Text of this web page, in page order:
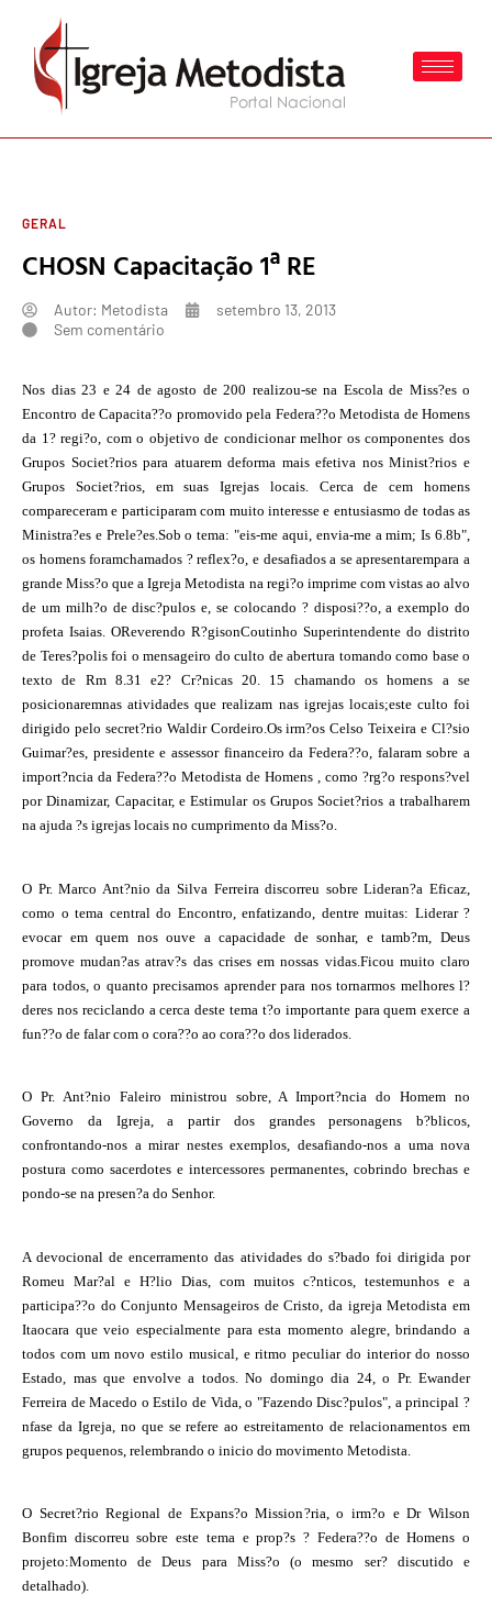
GERAL
CHOSN Capacitação 1ª RE
Autor: Metodista
setembro 13, 2013
Sem comentário
Nos dias 23 e 24 de agosto de 200 realizou-se na Escola de Miss?es o
Encontro de Capacita??o promovido pela Federa??o Metodista de Homens
da 1? regi?o, com o objetivo de condicionar melhor os componentes dos
Grupos Societ?rios para atuarem deforma mais efetiva nos Minist?rios e
Grupos Societ?rios, em suas Igrejas locais. Cerca de cem homens
compareceram e participaram com muito interesse e entusiasmo de todas as
Ministra?es e Prele?es.Sob o tema: "eis-me aqui, envia-me a mim; Is 6.8b",
os homens foramchamados ? reflex?o, e desafiados a se apresentarempara a
grande Miss?o que a Igreja Metodista na regi?o imprime com vistas ao alvo
de um milh?o de disc?pulos e, se colocando ? disposi??o, a exemplo do
profeta Isaias. OReverendo R?gisonCoutinho Superintendente do distrito
de Teres?polis foi o mensageiro do culto de abertura tomando como base o
texto de Rm 8.31 e2? Cr?nicas 20. 15 chamando os homens a se
posicionaremnas atividades que realizam nas igrejas locais;este culto foi
dirigido pelo secret?rio Waldir Cordeiro.Os irm?os Celso Teixeira e Cl?sio
Guimar?es, presidente e assessor financeiro da Federa??o, falaram sobre a
import?ncia da Federa??o Metodista de Homens , como ?rg?o respons?vel
por Dinamizar, Capacitar, e Estimular os Grupos Societ?rios a trabalharem
na ajuda ?s igrejas locais no cumprimento da Miss?o.
O Pr. Marco Ant?nio da Silva Ferreira discorreu sobre Lideran?a Eficaz,
como o tema central do Encontro, enfatizando, dentre muitas: Liderar ?
evocar em quem nos ouve a capacidade de sonhar, e tamb?m, Deus
promove mudan?as atrav?s das crises em nossas vidas.Ficou muito claro
para todos, o quanto precisamos aprender para nos tornarmos melhores l?
deres nos reciclando a cerca deste tema t?o importante para quem exerce a
fun??o de falar com o cora??o ao cora??o dos liderados.
O Pr. Ant?nio Faleiro ministrou sobre, A Import?ncia do Homem no
Governo da Igreja, a partir dos grandes personagens b?blicos,
confrontando-nos a mirar nestes exemplos, desafiando-nos a uma nova
postura como sacerdotes e intercessores permanentes, cobrindo brechas e
pondo-se na presen?a do Senhor.
A devocional de encerramento das atividades do s?bado foi dirigida por
Romeu Mar?al e H?lio Dias, com muitos c?nticos, testemunhos e a
participa??o do Conjunto Mensageiros de Cristo, da igreja Metodista em
Itaocara que veio especialmente para esta momento alegre, brindando a
todos com um novo estilo musical, e ritmo peculiar do interior do nosso
Estado, mas que envolve a todos. No domingo dia 24, o Pr. Ewander
Ferreira de Macedo o Estilo de Vida, o "Fazendo Disc?pulos", a principal ?
nfase da Igreja, no que se refere ao estreitamento de relacionamentos em
grupos pequenos, relembrando o inicio do movimento Metodista.
O Secret?rio Regional de Expans?o Mission?ria, o irm?o e Dr Wilson
Bonfim discorreu sobre este tema e prop?s ? Federa??o de Homens o
projeto:Momento de Deus para Miss?o (o mesmo ser? discutido e
detalhado).